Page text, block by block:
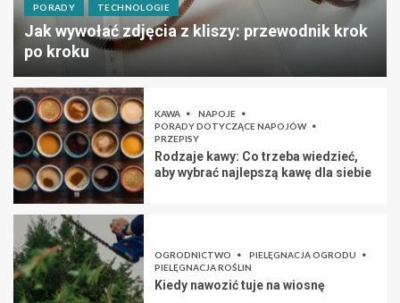
PORADY TECHNOLOGIE
Jak wywołać zdjęcia z kliszy: przewodnik krok
po kroku
KAWA
NAPOJE
PORADY DOTYCZĄCE NAPOJÓW
PRZEPISY
Rodzaje kawy: Co trzeba wiedzieć,
aby wybrać najlepszą kawę dla siebie
OGRODNICTWO
PIELĘGNACJA OGRODU
PIELĘGNACJA ROŚLIN
Kiedy nawozić tuje na wiosnę